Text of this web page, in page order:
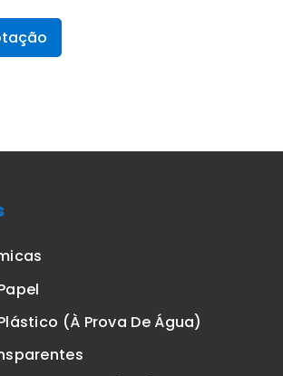
(à Prova De Água)